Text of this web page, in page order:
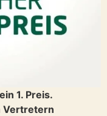
1. Preis.
Vertretern